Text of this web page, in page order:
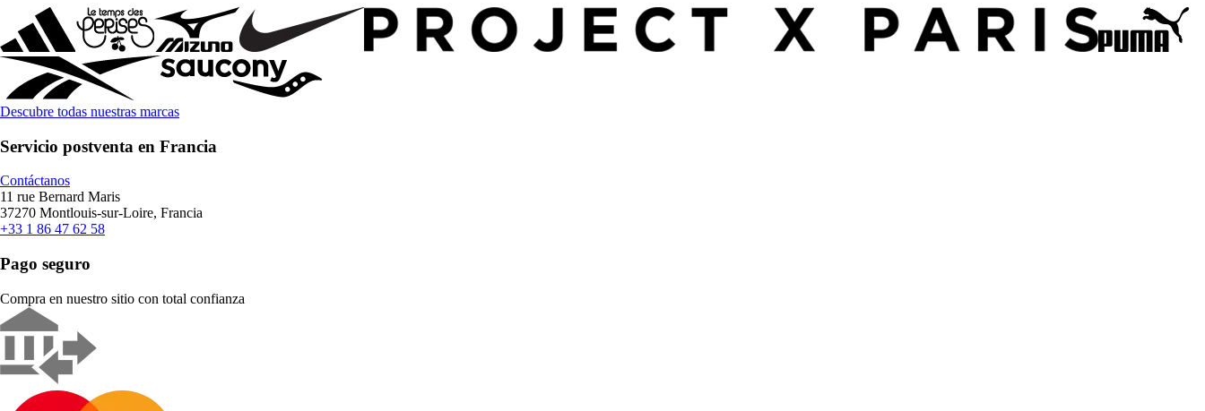
Descubre todas nuestras marcas
Servicio postventa en Francia
Contáctanos
11 rue Bernard Maris
37270 Montlouis-sur-Loire, Francia
+33 1 86 47 62 58
Pago seguro
Compra en nuestro sitio con total confianza